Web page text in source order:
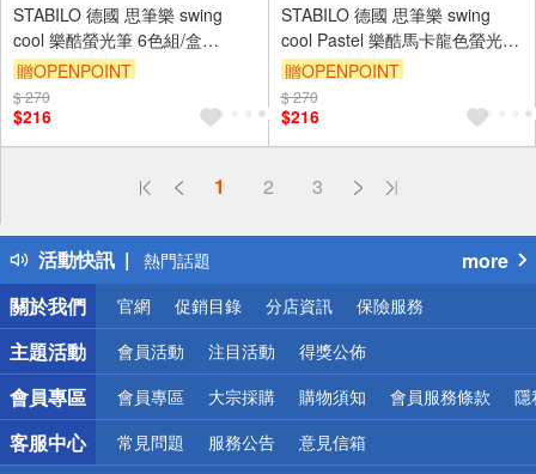
STABILO 德國 思筆樂 swing
cool 樂酷螢光筆 6色組/盒
ST275/6-3
贈OPENPOINT
$ 270
$216
STABILO 德國 思筆樂 swing
cool Pastel 樂酷馬卡龍色螢光筆
6色組/盒 ST275/6-08
贈OPENPOINT
$ 270
$216
1 2 3
活動快訊
偏遠地區配送
得獎公告
熱門話題
銀行優惠
偏遠地區配送
詐騙網頁！請小心！
more
關於我們
官網 促銷目錄 分店資訊 保險服務
主題活動 會員活動 注目活動 得獎公佈
會員專區 會員專區 大宗採購 購物須知 會員服務條款 隱
客服中心 常見問題 服務公告 意見信箱